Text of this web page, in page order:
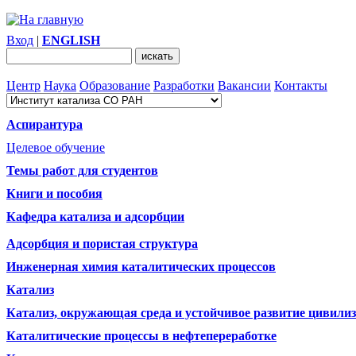
Вход | ENGLISH
Центр Наука Образование Разработки Вакансии Контакты
Аспирантура
Целевое обучение
Темы работ для студентов
Книги и пособия
Кафедра катализа и адсорбции
Адсорбция и пористая структура
Инженерная химия каталитических процессов
Катализ
Катализ, окружающая среда и устойчивое развитие
Каталитические процессы в нефтепереработке